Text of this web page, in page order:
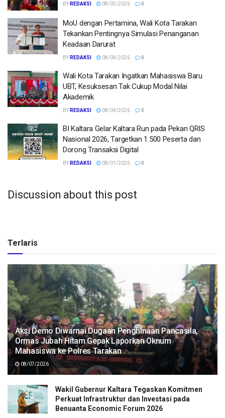
BY REDAKSI 08/05/2026 0
MoU dengan Pertamina, Wali Kota Tarakan
Tekankan Pentingnya Simulasi Penanganan
Keadaan Darurat
BY REDAKSI 08/04/2026 0
Wali Kota Tarakan Ingatkan Mahasiswa Baru
UBT, Kesuksesan Tak Cukup Modal Nilai
Akademik
BY REDAKSI 08/04/2026 0
BI Kaltara Gelar Kaltara Run pada Pekan QRIS
Nasional 2026, Targetkan 1.500 Peserta dan
Dorong Transaksi Digital
BY REDAKSI 08/01/2026 0
Discussion about this post
Terlaris
Aksi Demo Diwarnai Dugaan Penghinaan Pancasila,
Ormas Jubah Hitam Gepak Laporkan Oknum
Mahasiswa ke Polres Tarakan
08/07/2026
Wakil Gubernur Kaltara Tegaskan Komitmen
Perkuat Infrastruktur dan Investasi pada
Benuanta Economic Forum 2026